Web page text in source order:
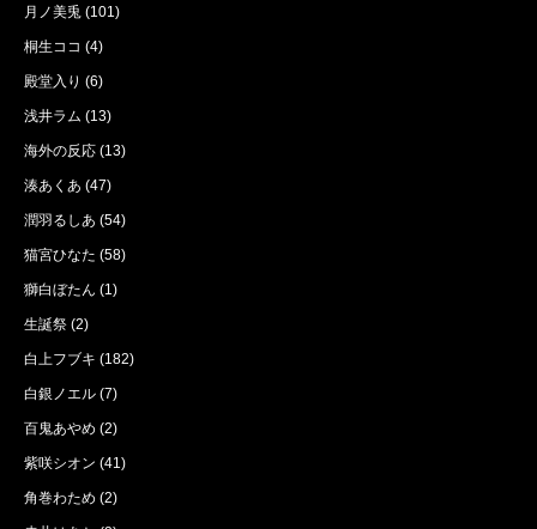
月ノ美兎 (101)
桐生ココ (4)
殿堂入り (6)
浅井ラム (13)
海外の反応 (13)
湊あくあ (47)
潤羽るしあ (54)
猫宮ひなた (58)
獅白ぼたん (1)
生誕祭 (2)
白上フブキ (182)
白銀ノエル (7)
百鬼あやめ (2)
紫咲シオン (41)
角巻わため (2)